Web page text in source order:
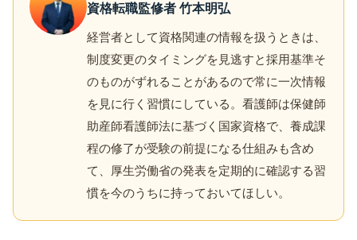
資格転職監修者 竹本明弘
経営者として資格関連の情報を扱うときは、
制度変更のタイミングを見逃すと採用基準そ
のものがずれることがあるので常に一次情報
を見に行く習慣にしている。看護師は保健師
助産師看護師法に基づく国家資格で、養成課
程の修了が受験の前提になる仕組みも含め
て、厚生労働省の発表を定期的に確認する習
慣を今のうちに持っておいてほしい。